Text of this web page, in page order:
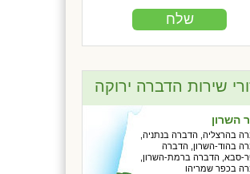
שירות הדברה ירוקה
השרון
בהרצליה, הדברה בנתניה,
בהוד-השרון, הדברה
סבא, הדברה ברמת-השרון,
בכפר שמריהו